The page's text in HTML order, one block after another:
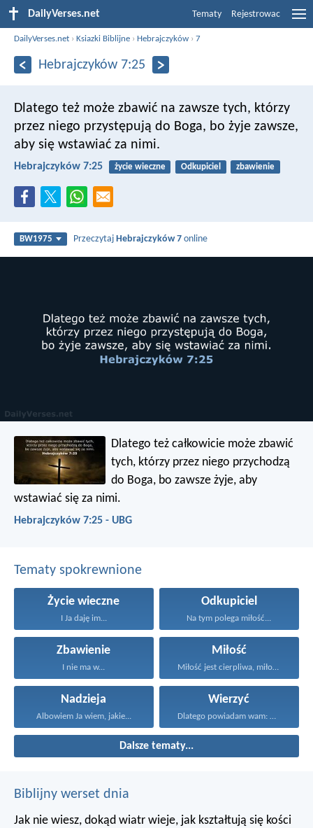
DailyVerses.net Tematy Rejestrowac
DailyVerses.net ›Ksiazki Biblijne › Hebrajczyków ›7
Hebrajczyków 7:25
Dlatego też może zbawić na zawsze tych, którzy
przez niego przystępują do Boga, bo żyje zawsze,
aby się wstawiać za nimi.
Hebrajczyków 7:25 życie wieczne Odkupiciel zbawienie
BW1975 PrzeczytajHebrajczyków 7 online
Dlatego też całkowicie może zbawić
tych, którzy przez niego przychodzą
do Boga, bo zawsze żyje, aby
wstawiać się za nimi.
Hebrajczyków 7:25 - UBG
Tematy spokrewnione
Życie wieczne
I Ja daję im...
Odkupiciel
Na tym polega miłość...
Zbawienie
I nie ma w...
Miłość
Miłość jest cierpliwa, miłość...
Nadzieja
Albowiem Ja wiem, jakie...
Wierzyć
Dlatego powiadam wam: Wszystko...
Dalsze tematy...
Biblijny werset dnia
Jak nie wiesz, dokąd wiatr wieje, jak kształtują się kości